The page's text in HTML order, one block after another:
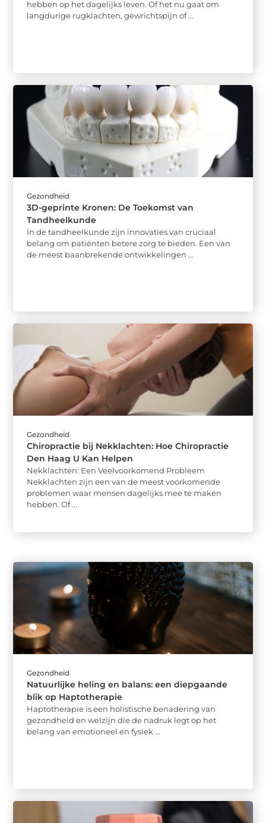
hebben op het dagelijks leven. Of het nu gaat om
langdurige rugklachten, gewrichtspijn of ...
Gezondheid
3D-geprinte Kronen: De Toekomst van
Tandheelkunde
In de tandheelkunde zijn innovaties van cruciaal
belang om patiënten betere zorg te bieden. Een van
de meest baanbrekende ontwikkelingen ...
Gezondheid
Chiropractie bij Nekklachten: Hoe Chiropractie
Den Haag U Kan Helpen
Nekklachten: Een Veelvoorkomend Probleem
Nekklachten zijn een van de meest voorkomende
problemen waar mensen dagelijks mee te maken
hebben. Of ...
Gezondheid
Natuurlijke heling en balans: een diepgaande
blik op Haptotherapie
Haptotherapie is een holistische benadering van
gezondheid en welzijn die de nadruk legt op het
belang van emotioneel en fysiek ...